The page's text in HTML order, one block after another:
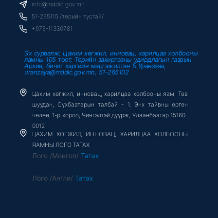
o
k
f
r
e
info@mddic.gov.mn
51-265115 /төрийн тусгай/
+976-11330781
Эх сурвалж: Цахим хөгжил, инновац, харилцаа холбооны
яамны 105 тоот, Төрийн захиргааны удирдлагын газрын
Архив, бичиг хэргийн мэргэжилтэн Б.Уранзаяа,
uranzaya@mddic.gov.mn, 51-265102
Цахим хөгжил, инновац, харилцаа холбооны яам, Төв
шуудан, Сүхбаатарын талбай - 1, Энх тайвны өргөн
чөлөө, 1-р хороо, Чингэлтэй дүүрэг, Улаанбаатар 15160-
0012
ЦАХИМ ХӨГЖИЛ, ИННОВАЦ, ХАРИЛЦАА ХОЛБООНЫ
ЯАМНЫ ЛОГО ТАТАХ
Лого /Монгол/ Татах
Лого /Англи/ Татах